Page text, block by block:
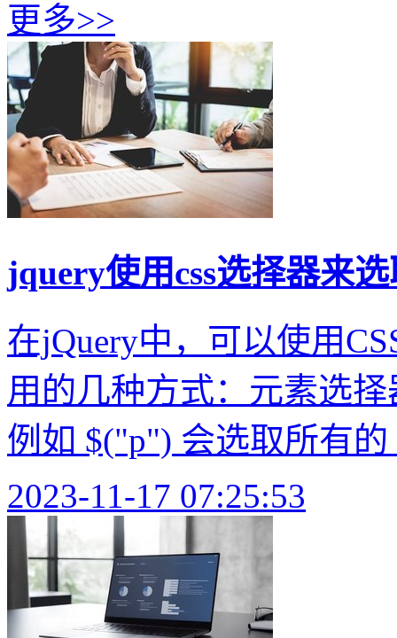
更多>>
jquery使用css选择器来
在jQuery中，可以使用
用的几种方式：元素选
例如 $("p") 会选取所有
2023-11-17 07:25:53